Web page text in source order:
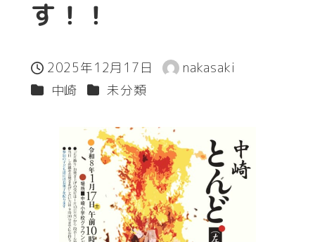
す！！
投稿日
2025年12月17日
著
nakasaki
カテゴリー
中崎 カテゴリー
未分類